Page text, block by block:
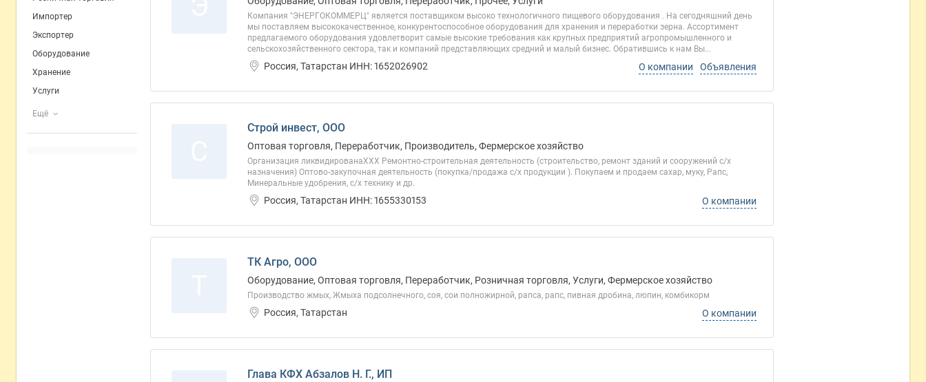
Импортер
Экспортер
Оборудование
Хранение
Услуги
Ещё
Компания "ЭНЕРГОКОММЕРЦ" является поставщиком высоко технологичного пищевого оборудования . На сегодняшний день
мы поставляем высококачественное, конкурентоспособное оборудования для хранения и переработки зерна. Ассортимент
предлагаемого оборудования удовлетворит самые высокие требования как крупных предприятий агропромышленного и
сельскохозяйственного сектора, так и компаний представляющих средний и малый бизнес. Обратившись к нам Вы...
Россия, Татарстан ИНН: 1652026902 О компании Объявления
Строй инвест, ООО
Оптовая торговля, Переработчик, Производитель, Фермерское хозяйство
Организация ликвидированаХХХ Ремонтно-строительная деятельность (строительство, ремонт зданий и сооружений с/х
назначения) Оптово-закупочная деятельность (покупка/продажа с/х продукции ). Покупаем и продаем сахар, муку, Рапс,
Минеральные удобрения, с/х технику и др.
Россия, Татарстан ИНН: 1655330153 О компании
ТК Агро, ООО
Оборудование, Оптовая торговля, Переработчик, Розничная торговля, Услуги, Фермерское хозяйство
Производство жмых, Жмыха подсолнечного, соя, сои полножирной, рапса, рапс, пивная дробина, люпин, комбикорм
Россия, Татарстан О компании
Глава КФХ Абзалов Н. Г., ИП